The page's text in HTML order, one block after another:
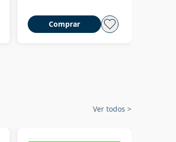
Comprar
Ver todos >